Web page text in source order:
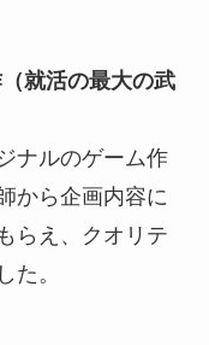
就活の最大の武
ナルのゲーム作
から企画内容に
らえ、クオリテ
た。